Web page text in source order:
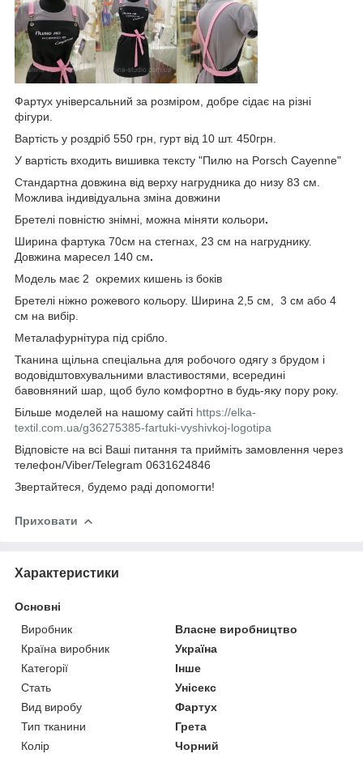
Фартух універсальний за розміром, добре сідає на різні
фігури.
Вартість у роздріб 550 грн, гурт від 10 шт. 450грн.
У вартість входить вишивка тексту "Пилю на Porsch Cayenne"
Стандартна довжина від верху нагрудника до низу 83 см.
Можлива індивідуальна зміна довжини
Бретелі повністю знімні, можна міняти кольори.
Ширина фартука 70см на стегнах, 23 см на нагруднику.
Довжина маресел 140 см.
Модель має 2 окремих кишень із боків
Бретелі ніжно рожевого кольору. Ширина 2,5 см, 3 см або 4
см на вибір.
Металафурнітура під срібло.
Тканина щільна спеціальна для робочого одягу з брудом і
водовідштовхувальними властивостями, всередині
бавовняний шар, щоб було комфортно в будь-яку пору року.
Більше моделей на нашому сайті https://elka-
textil.com.ua/g36275385-fartuki-vyshivkoj-logotipa
Відповісте на всі Ваші питання та прийміть замовлення через
телефон/Viber/Telegram 0631624846
Звертайтеся, будемо раді допомогти!
Приховати
Характеристики
Основні
Виробник
Власне виробництво
Країна виробник
Україна
Категорії
Інше
Стать
Унісекс
Вид виробу
Фартух
Тип тканини
Грета
Колір
Чорний